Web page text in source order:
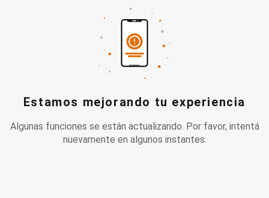
Estamos mejorando tu experiencia
Algunas funciones se están actualizando. Por favor, intentá
nuevamente en algunos instantes.